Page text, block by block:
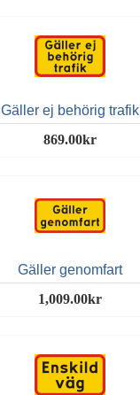
Gäller ej behörig trafik
869.00kr
Gäller genomfart
1,009.00kr